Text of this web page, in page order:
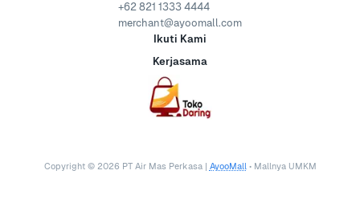
+62 821 1333 4444
merchant@ayoomall.com
Ikuti Kami
Kerjasama
Copyright © 2026 PT Air Mas Perkasa | AyooMall • Mallnya UMKM